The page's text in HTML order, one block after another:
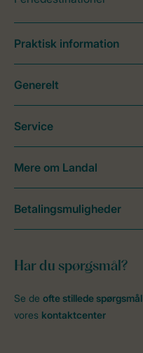
Har du spørgsmål?
Se de ofte stillede spørgsmål
vores kontaktcenter
Praktisk information
Generelt
Service
Mere om Landal
Betalingsmuligheder